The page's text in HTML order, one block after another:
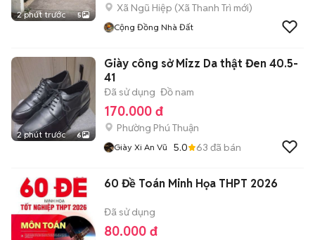
2 phút trước 5
Xã Ngũ Hiệp (Xã Thanh Trì mới)
Cộng Đồng Nhà Đất
2 phút trước 6
Giày công sở Mizz Da thật Đen 40.5-
41
Đã sử dụng Đồ nam
170.000 đ
Phường Phú Thuận
Giày Xi An Vũ 5.0 63 đã bán
60 Đề Toán Minh Họa THPT 2026
Đã sử dụng
80.000 đ